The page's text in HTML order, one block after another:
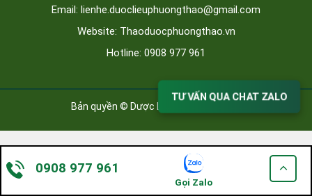
Email: lienhe.duoclieuphuongthao@gmail.com
Website: Thaoduocphuongthao.vn
Hotline: 0908 977 961
Bản quyền © Dược Liệu Phương Thảo
0908 977 961
Gọi Zalo
TƯ VẤN QUA CHAT ZALO